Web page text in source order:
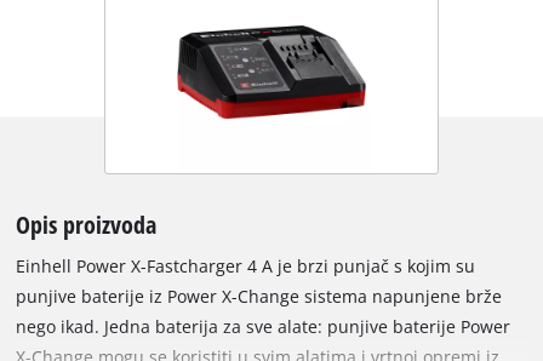
Opis proizvoda
Einhell Power X-Fastcharger 4 A je brzi punjač s kojim su
punjive baterije iz Power X-Change sistema napunjene brže
nego ikad. Jedna baterija za sve alate: punjive baterije Power